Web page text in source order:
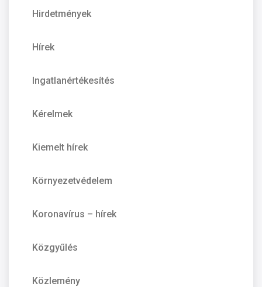
Hirdetmények
Hírek
Ingatlanértékesítés
Kérelmek
Kiemelt hírek
Környezetvédelem
Koronavírus – hírek
Közgyűlés
Közlemény